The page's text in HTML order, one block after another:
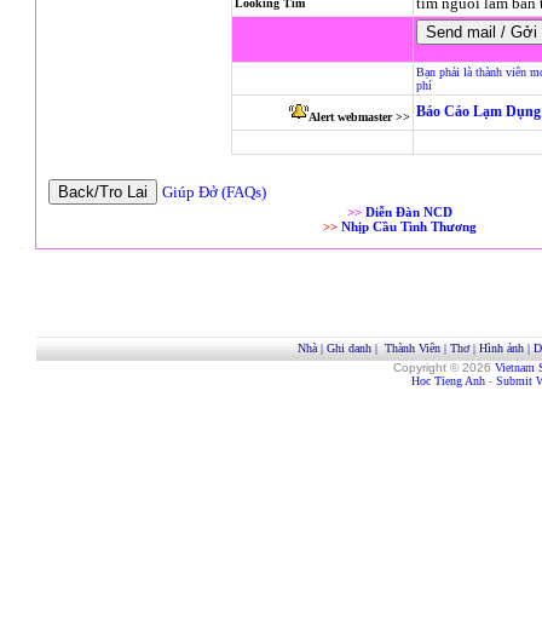
Looking Tìm
Bạn phải là thành viên
phí
Alert webmaster >> Báo Cáo Lạm
Giúp Đở (FAQs)
>> Diễn Đàn NCD
>> Nhịp Cầu Tình Thương
Nhà| Ghi danh| Thành Viên| Thơ| Hình ảnh|
Copyright © 2026 Vietnam
Hoc Tieng Anh - Submit